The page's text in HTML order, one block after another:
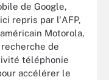
de Google,
repris par l'AFP,
Motorola,
de
téléphonie
accélérer le